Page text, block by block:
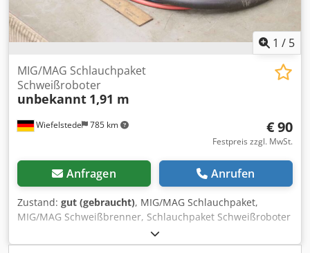
1 / 5
Wiefelstede 785 km
MIG/MAG Schlauchpaket
Schweißroboter
unbekannt 1,91 m
€ 90
Festpreis zzgl. MwSt.
Anfragen Anrufen
Zustand: gut (gebraucht), MIG/MAG Schlauchpaket,
MIG/MAG Schweißbrenner, Schlauchpaket Schweißroboter
-MIG/MAG Schlauchpaket: für Schweißroboter Cedpfslx
Nvgsx Andjrf -Länge: 1,91 m -Wasser gekühlt -Gewicht: 2,0